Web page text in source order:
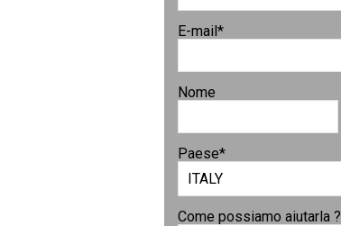
E-mail*
Nome
Paese*
Come possiamo aiutarla ?